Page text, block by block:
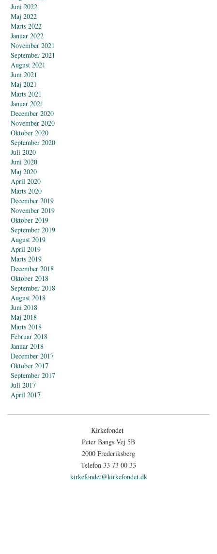
Juni 2022
Maj 2022
Marts 2022
Januar 2022
November 2021
September 2021
August 2021
Juni 2021
Maj 2021
Marts 2021
Januar 2021
December 2020
November 2020
Oktober 2020
September 2020
Juli 2020
Juni 2020
Maj 2020
April 2020
Marts 2020
December 2019
November 2019
Oktober 2019
September 2019
August 2019
April 2019
Marts 2019
December 2018
Oktober 2018
September 2018
August 2018
Juni 2018
Maj 2018
Marts 2018
Februar 2018
Januar 2018
December 2017
Oktober 2017
September 2017
Juli 2017
April 2017
Kirkefondet
Peter Bangs Vej 5B
2000 Frederiksberg
Telefon 33 73 00 33
kirkefondet@kirkefondet.dk